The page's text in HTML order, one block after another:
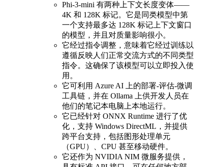
Phi-3-mini 有两种上下文长度变体——
4K 和 128K 标记。它是同类模型中第
一个支持最多达 128K 标记上下文窗口
的模型，并且对质量影响很小。
它经过指令调整，意味着它经过训练以
遵循反映人们正常交流方式的不同类型
指令。这确保了该模型可以立即投入使
用。
它可利用 Azure AI 上的部署-评估-微调
工具链，并在 Ollama 上供开发人员在
他们的笔记本电脑上本地运行。
它已经针对 ONNX Runtime 进行了优
化，支持 Windows DirectML，并提供
跨平台支持，包括图形处理单元
（GPU）、CPU 甚至移动硬件。
它还作为 NVIDIA NIM 微服务提供，